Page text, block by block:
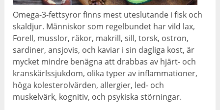
Omega-3-fettsyror finns mest uteslutande i fisk och
skaldjur. Människor som regelbundet har vild lax,
Forell, musslor, räkor, makrill, sill, torsk, ostron,
sardiner, ansjovis, och kaviar i sin dagliga kost, är
mycket mindre benägna att drabbas av hjärt- och
kranskärlssjukdom, olika typer av inflammationer,
höga kolesterolvärden, allergier, led- och
muskelvärk, kognitiv, och psykiska störningar.